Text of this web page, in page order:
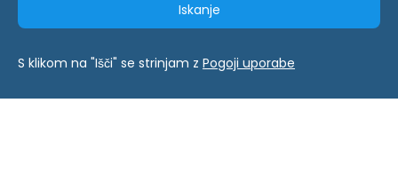
Iskanje
S klikom na "Išči" se strinjam z Pogoji uporabe